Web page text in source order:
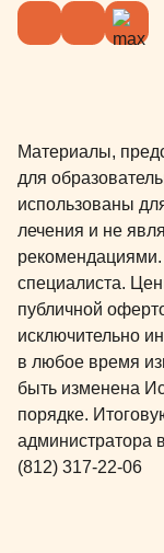
Материалы,
для
использованы
лечения и не
специалиста.
публичной
исключительно
в любое время
быть изменена
порядке.
администратора
(812) 317-22-06